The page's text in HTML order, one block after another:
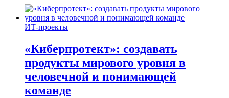
ИТ-проекты
«Киберпротект»: создавать
продукты мирового уровня в
человечной и понимающей
команде